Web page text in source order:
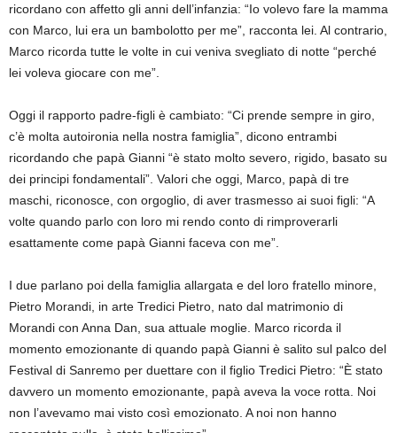
ricordano con affetto gli anni dell’infanzia: “Io volevo fare la mamma
con Marco, lui era un bambolotto per me”, racconta lei. Al contrario,
Marco ricorda tutte le volte in cui veniva svegliato di notte “perché
lei voleva giocare con me”.
Oggi il rapporto padre-figli è cambiato: “Ci prende sempre in giro,
c’è molta autoironia nella nostra famiglia”, dicono entrambi
ricordando che papà Gianni “è stato molto severo, rigido, basato su
dei principi fondamentali”. Valori che oggi, Marco, papà di tre
maschi, riconosce, con orgoglio, di aver trasmesso ai suoi figli: “A
volte quando parlo con loro mi rendo conto di rimproverarli
esattamente come papà Gianni faceva con me”.
I due parlano poi della famiglia allargata e del loro fratello minore,
Pietro Morandi, in arte Tredici Pietro, nato dal matrimonio di
Morandi con Anna Dan, sua attuale moglie. Marco ricorda il
momento emozionante di quando papà Gianni è salito sul palco del
Festival di Sanremo per duettare con il figlio Tredici Pietro: “È stato
davvero un momento emozionante, papà aveva la voce rotta. Noi
non l’avevamo mai visto così emozionato. A noi non hanno